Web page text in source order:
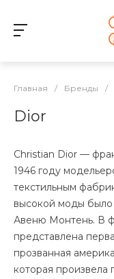
Главная / Бренды /
Dior
Christian Dior —
1946 году
текстильным
высокой моды
Авеню Монтень. В
представлена
прозванная
которая